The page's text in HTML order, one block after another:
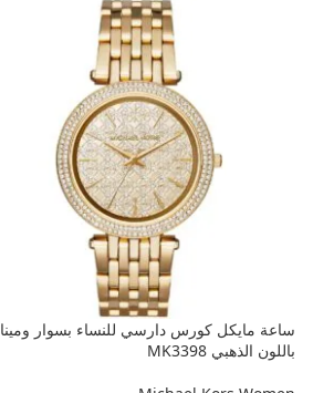
ساعة مايكل كورس دارسي للنساء بسوار ومينا
باللون الذهبي MK3398